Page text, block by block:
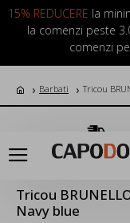
15% REDUCERE la
la comenzi peste
comenzi
LOGIN
Barbati Tricou
Transport
Tricou
Navy blue